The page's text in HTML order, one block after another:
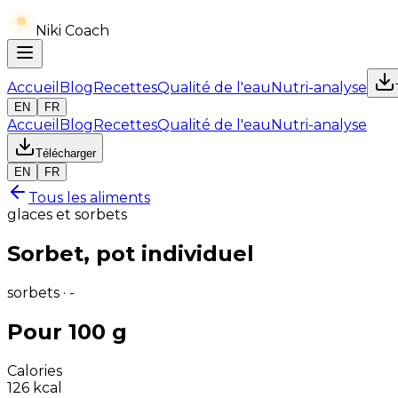
Niki Coach
Accueil BlogRecettesQualité de l'eauNutri-analyse
EN
FR
Accueil BlogRecettesQualité de l'eauNutri-analyse
Télécharger
EN
FR
Tous les aliments
glaces et sorbets
Sorbet, pot individuel
sorbets · -
Pour 100 g
Calories
126 kcal